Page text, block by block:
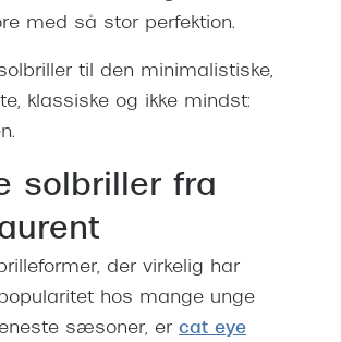
med så stor perfektion.
til den minimalistiske,
klassiske og ikke mindst:
solbriller fra
der virkelig har
hos mange unge
sæsoner, er cat eye